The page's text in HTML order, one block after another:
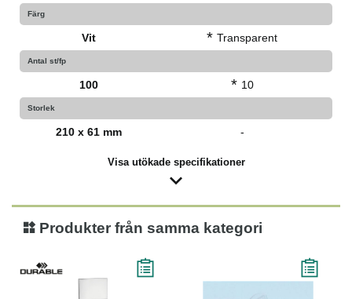
Färg
Vit * Transparent
Antal st/fp
100 * 10
Storlek
210 x 61 mm -
Visa utökade specifikationer
Produkter från samma kategori